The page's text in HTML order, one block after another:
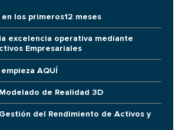
en los primeros12 meses
excelencia operativa mediante
Empresariales
AQUÍ
de Realidad 3D
del Rendimiento de Activos y